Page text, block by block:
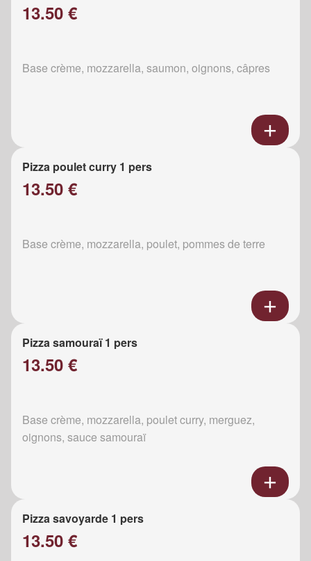
13.50 €
Base crème, mozzarella, saumon, oignons, câpres
Pizza poulet curry 1 pers
13.50 €
Base crème, mozzarella, poulet, pommes de terre
Pizza samouraï 1 pers
13.50 €
Base crème, mozzarella, poulet curry, merguez,
oignons, sauce samouraï
Pizza savoyarde 1 pers
13.50 €